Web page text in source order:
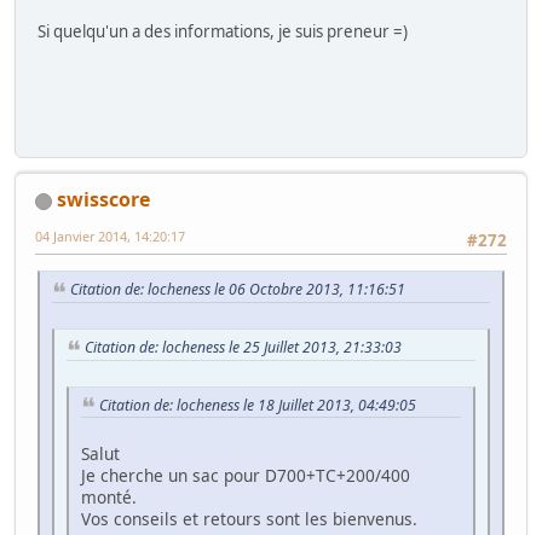
Si quelqu'un a des informations, je suis preneur =)
swisscore
#272
04 Janvier 2014, 14:20:17
Citation de: locheness le 06 Octobre 2013, 11:16:51
Citation de: locheness le 25 Juillet 2013, 21:33:03
Citation de: locheness le 18 Juillet 2013, 04:49:05
Salut
Je cherche un sac pour D700+TC+200/400
monté.
Vos conseils et retours sont les bienvenus.